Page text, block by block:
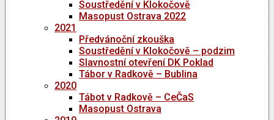
Soustředění v Klokočově
Masopust Ostrava 2022
2021
Předvánoční zkouška
Soustředění v Klokočově – podzim
Slavnostní otevření DK Poklad
Tábor v Radkově – Bublina
2020
Tábot v Radkově – CeČaS
Masopust Ostrava